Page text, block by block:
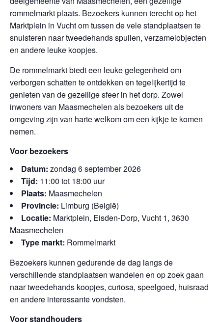
rommelmarkt plaats. Bezoekers kunnen terecht op het
Marktplein in Vucht om tussen de vele standplaatsen te
snuisteren naar tweedehands spullen, verzamelobjecten
en andere leuke koopjes.
De rommelmarkt biedt een leuke gelegenheid om
verborgen schatten te ontdekken en tegelijkertijd te
genieten van de gezellige sfeer in het dorp. Zowel
inwoners van Maasmechelen als bezoekers uit de
omgeving zijn van harte welkom om een kijkje te komen
nemen.
Voor bezoekers
Datum: zondag 6 september 2026
Tijd: 11:00 tot 18:00 uur
Plaats: Maasmechelen
Provincie: Limburg (België)
Locatie: Marktplein, Eisden-Dorp, Vucht 1, 3630
Maasmechelen
Type markt: Rommelmarkt
Bezoekers kunnen gedurende de dag langs de
verschillende standplaatsen wandelen en op zoek gaan
naar tweedehands koopjes, curiosa, speelgoed, huisraad
en andere interessante vondsten.
Voor standhouders